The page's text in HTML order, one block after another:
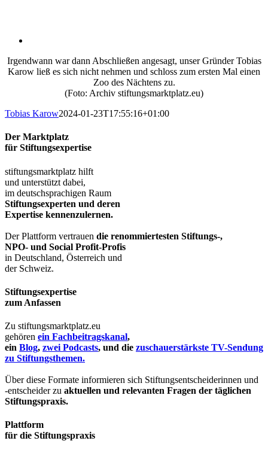
Irgendwann war dann Abschließen angesagt, unser Gründer Tobias
Karow ließ es sich nicht nehmen und schloss zum ersten Mal einen
Zoo des Nächtens zu.
(Foto: Archiv stiftungsmarktplatz.eu)
Tobias Karow2024-01-23T17:55:16+01:00
Der Marktplatz
für Stiftungsexpertise
stiftungsmarktplatz hilft
und unterstützt dabei,
im deutschsprachigen Raum
Stiftungsexperten und deren
Expertise kennenzulernen.
Der Plattform vertrauen die renommiertesten Stiftungs-,
NPO- und Social Profit-Profis
in Deutschland, Österreich und
der Schweiz.
Stiftungsexpertise
zum Anfassen
Zu stiftungsmarktplatz.eu
gehören ein Fachbeitragskanal,
ein Blog, zwei Podcasts, und die zuschauerstärkste TV-Sendung
zu Stiftungsthemen.
Über diese Formate informieren sich Stiftungsentscheiderinnen und
-entscheider zu aktuellen und relevanten Fragen der täglichen
Stiftungspraxis.
Plattform
für die Stiftungspraxis